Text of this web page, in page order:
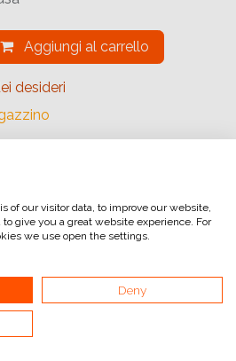
Aggiungi al carrello
desideri
of our visitor data, to improve our website,
give you a great website experience. For
we use open the settings.
Deny